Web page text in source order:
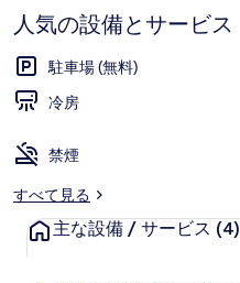
す
人気の設備とサービス
駐車場 (無料)
冷房
禁煙
すべて見る
主な設備 / サービス (4)